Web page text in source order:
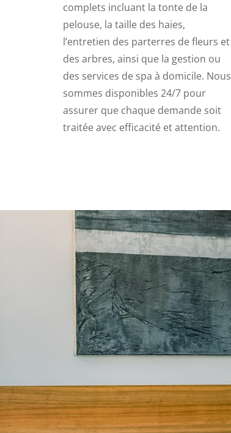
complets incluant la tonte de la
pelouse, la taille des haies,
l’entretien des parterres de fleurs et
des arbres, ainsi que la gestion ou
des services de spa à domicile. Nous
sommes disponibles 24/7 pour
assurer que chaque demande soit
traitée avec efficacité et attention.